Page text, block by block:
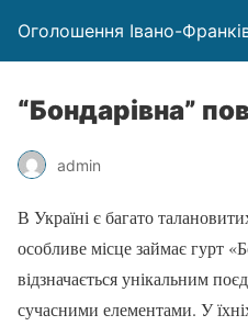
Оголошення Івано-
“Бондарівна”
admin
В Україні є багато
особливе місце займає гурт
відзначається унікальним
сучасними елементами. У